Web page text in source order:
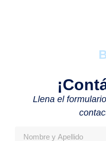
Llena el